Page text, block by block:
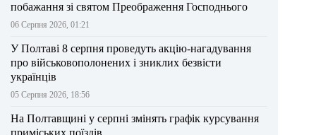
побажання зі святом Преображення Господнього
06 Серпня 2026, 01:21
У Полтаві 8 серпня проведуть акцію-нагадування
про військовополонених і зниклих безвісти
українців
05 Серпня 2026, 18:56
На Полтавщині у серпні змінять графік курсування
приміських поїздів